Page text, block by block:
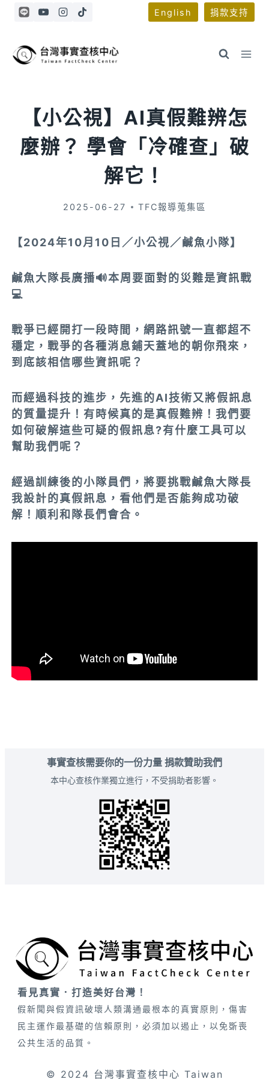
Skip
English 捐款支持
【小公視】AI真假難辨怎
麼辦？ 學會「冷確查」破
解它！
2025-06-27 TFC報導蒐集區
【2024年10月10日／小公視／鹹魚小隊】
鹹魚大隊長廣播🔊本周要面對的災難是資訊戰
💻
戰爭已經開打一段時間，網路訊號一直都超不
穩定，戰爭的各種消息鋪天蓋地的朝你飛來，
到底該相信哪些資訊呢？
而經過科技的進步，先進的AI技術又將假訊息
的質量提升！有時候真的是真假難辨！我們要
如何破解這些可疑的假訊息?有什麼工具可以
幫助我們呢？
經過訓練後的小隊員們，將要挑戰鹹魚大隊長
我設計的真假訊息，看他們是否能夠成功破
解！順利和隊長們會合。
事實查核需要你的一份力量 捐款贊助我們
本中心查核作業獨立進行，不受捐助者影響。
看見真實．打造美好台灣！
假新聞與假資訊破壞人類溝通最根本的真實原則，傷害
民主運作最基礎的信賴原則，必須加以遏止，以免斲喪
公共生活的品質。
© 2024 台灣事實查核中心 Taiwan